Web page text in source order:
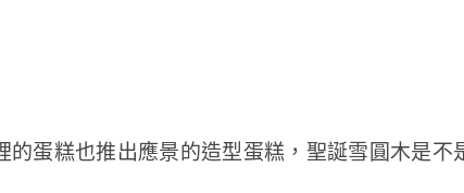
蛋糕也推出應景的造型蛋糕，聖誕雪圓木是不